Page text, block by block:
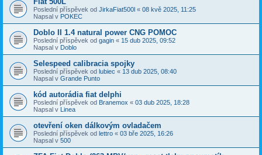
Poslední příspěvek od JirkaFiat500l « 08 kvě 2025, 11:25
Napsal v POKEC
Doblo II 1.4 natural power CNG POMOC
Poslední příspěvek od gagin « 15 dub 2025, 09:52
Napsal v Doblo
Selespeed calibracia spojky
Poslední příspěvek od lubiec « 13 dub 2025, 08:40
Napsal v Grande Punto
kód autorádia fiat delphi
Poslední příspěvek od Branemox « 03 dub 2025, 18:28
Napsal v Linea
otevření oken dálkovým ovladačem
Poslední příspěvek od lettro « 03 bře 2025, 16:26
Napsal v 500